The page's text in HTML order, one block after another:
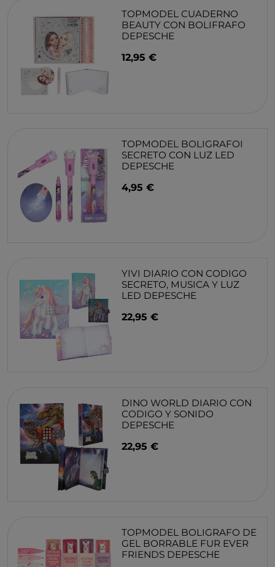
TOPMODEL CUADERNO
BEAUTY CON BOLIFRAFO
DEPESCHE
12,95 €
TOPMODEL BOLIGRAFOI
SECRETO CON LUZ LED
DEPESCHE
4,95 €
YIVI DIARIO CON CODIGO
SECRETO, MUSICA Y LUZ
LED DEPESCHE
22,95 €
DINO WORLD DIARIO CON
CODIGO Y SONIDO
DEPESCHE
22,95 €
TOPMODEL BOLIGRAFO DE
GEL BORRABLE FUR EVER
FRIENDS DEPESCHE